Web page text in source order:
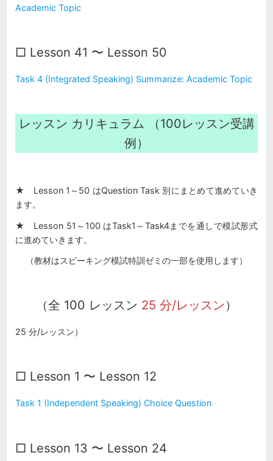
Academic Topic
□ Lesson 41 〜 Lesson 50
Task 4 (Integrated Speaking) Summarize: Academic Topic
レッスン カリキュラム （100レッスン受講
例）
★ Lesson 1～50 はQuestion Task 別にまとめて進めていき
ます。
★ Lesson 51～100 はTask1～Task4までを通しで模試形式
に進めていきます。
（教材はスピーキング模試特訓ゼミの一部を使用します）
（全 100 レッスン 25 分/レッスン）
25 分/レッスン）
□ Lesson 1 〜 Lesson 12
Task 1 (Independent Speaking) Choice Question
□ Lesson 13 〜 Lesson 24